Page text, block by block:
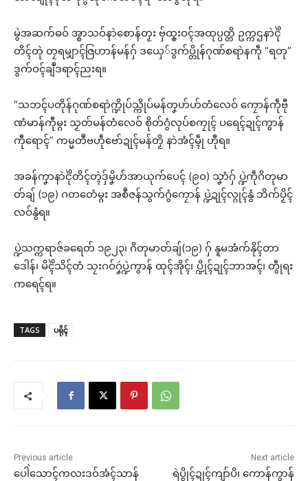
မွဲအဆက်ဓဝ် အ္စာသဝ်နာဲစောန်တၟး ဗှ်ထ္ၜးဝၚ်အထုပ္ပတ္တိ ဥက္ကဌနာဲၚိုဲ
တိၚ်တုဲ တၠရမျှာၚ်ဇြဟာန်မန်ဂှ် ဒယှေ်ဒွက်ပ္တိုန်ဂုဏ်စရာဲနကဵု “ရတု”
ဒွက်ဝၚ်ချဳဒရာၚ်ညးရ။
“သဘၚ်ပတိုန်ဂုဏ်စရာဲက္ဍိုပ်သ္ကိုပ်မန်တၞဟ်ဟ်တံလေဝ် ကၠောန်ကဵုဗီု
ဏံမာန်ကီုမ္ဂး သၟတ်မန်တံလေဝ် စိုတ်ဂွံလုပ်စကၠုၚ် ပရေၚ်ဍုၚ်ကွာန်
ကီုရောၚ်” ကမ္မတဳဗဟဵုဗော်ဍုၚ်မန်တၟိ နာဲအံၚ်မ္ၚဵု ဟီုရ။
အခန်ကၞာနာဲၚိုဲတိၚ်တ္ၚဲဒှ်မၞိဟ်အာယုက်ပေၚ် (၉၀) သၞာံဂှ် ပ္ဍဲကဵုဂိတုမာ
တ်ချ် (၁၉) ဂတတေံမ္ဂး အစဳဇန်သွက်ဂွံကၠောန် ပ္ဍဲဍုၚ်လ္ဂုၚ်နွံ ဘိက်ပၟိၚ်
လဝ်နွံရ။
ပ္ဍဲသက္ကရာဇ်ခရေတ် ၁၉၂၃၊ ဂိတုမာတ်ချ်(၁၉) ဂှ် နူမအံက်နိုၚ်တာ
ဒေါန်၊ မိၚိဲသိၚ်တံ သၠးဂဝ်ဂၞဴပ္ဍဲကွာန် ထုၚ်အိုၚ်၊ ပ္ဍိုၚ်ဍုၚ်ဘာအၚ်၊ တွဵုရး
ကရေၚ်ရ။
TAGS ပရိုၚ်
Previous article
ပေါဲသောၚ်ကလးဒဝ်အံၚ်သာန်
Next article
ရဲပွိုၚ်ဍုၚ်ကျာ်ပိ၊ ကောန်ကွာန်